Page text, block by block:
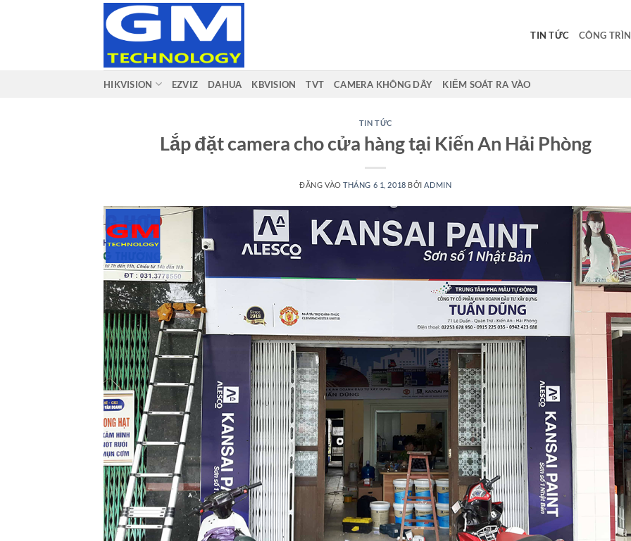
TIN TỨC CÔNG
HIKVISION EZVIZ DAHUA KBVISION TVT CAMERA KHÔNG DÂY KIỂM SOÁT RA VÀO
TIN TỨC
Lắp đặt camera cho cửa hàng tại Kiến An Hải Phòng
ĐĂNG VÀOTHÁNG 6 1, 2018 BỞI ADMIN